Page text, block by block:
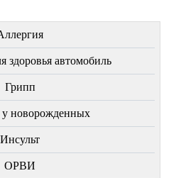
здоровья автомобиль
Грипп
новорожденных
Инсульт
ОРВИ